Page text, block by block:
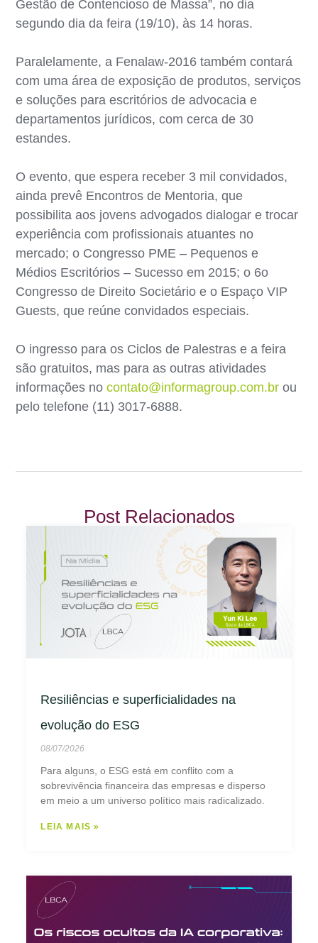
Gestão de Contencioso de Massa”, no dia
segundo dia da feira (19/10), às 14 horas.
Paralelamente, a Fenalaw-2016 também contará
com uma área de exposição de produtos, serviços
e soluções para escritórios de advocacia e
departamentos jurídicos, com cerca de 30
estandes.
O evento, que espera receber 3 mil convidados,
ainda prevê Encontros de Mentoria, que
possibilita aos jovens advogados dialogar e trocar
experiência com profissionais atuantes no
mercado; o Congresso PME – Pequenos e
Médios Escritórios – Sucesso em 2015; o 6o
Congresso de Direito Societário e o Espaço VIP
Guests, que reúne convidados especiais.
O ingresso para os Ciclos de Palestras e a feira
são gratuitos, mas para as outras atividades
informações nocontato@informagroup.com.br ou
pelo telefone (11) 3017-6888.
Post Relacionados
Resiliências e superficialidades na
evolução do ESG
08/07/2026
Para alguns, o ESG está em conflito com a
sobrevivência financeira das empresas e disperso
em meio a um universo político mais radicalizado.
LEIA MAIS »